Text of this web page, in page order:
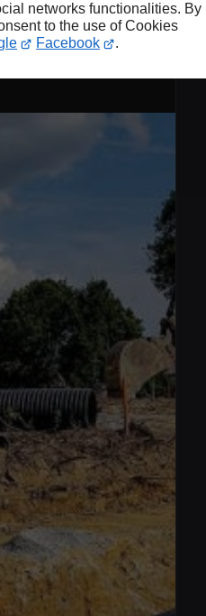
networks functionalities. By
to the use of Cookies
Facebook .